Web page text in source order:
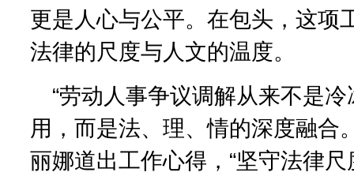
更是人心与公平。在包头，这项
法律的尺度与人文的温度。
“劳动人事争议调解从来不是
用，而是法、理、情的深度融合
丽娜道出工作心得，“坚守法律